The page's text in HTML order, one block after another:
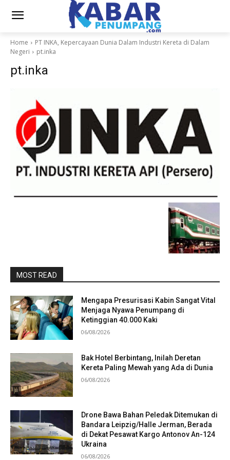
Home
PT INKA, Kepercayaan Dunia Dalam Industri Kereta di Dalam
Negeri
pt.inka
pt.inka
MOST READ
Mengapa Presurisasi Kabin Sangat Vital
Menjaga Nyawa Penumpang di
Ketinggian 40.000 Kaki
06/08/2026
Bak Hotel Berbintang, Inilah Deretan
Kereta Paling Mewah yang Ada di Dunia
06/08/2026
Drone Bawa Bahan Peledak Ditemukan di
Bandara Leipzig/Halle Jerman, Berada
di Dekat Pesawat Kargo Antonov An-124
Ukraina
06/08/2026